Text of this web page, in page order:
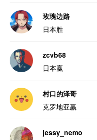
玫瑰边路
日本胜
zcvb68
日本赢
村口的泽哥
克罗地亚赢
jessy_nemo